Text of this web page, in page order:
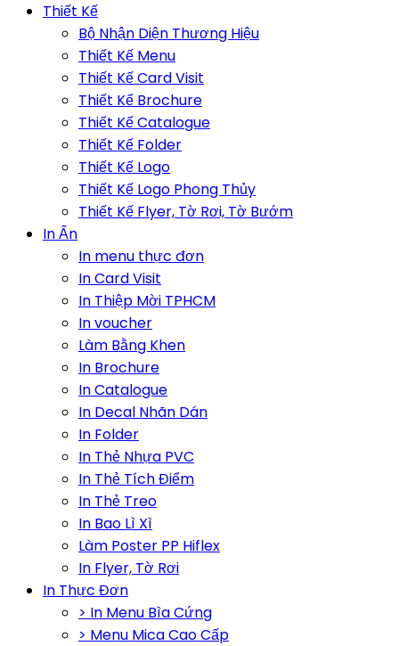
Thiết Kế
Bộ Nhận Diện Thương Hiệu
Thiết Kế Menu
Thiết Kế Card Visit
Thiết Kế Brochure
Thiết Kế Catalogue
Thiết Kế Folder
Thiết Kế Logo
Thiết Kế Logo Phong Thủy
Thiết Kế Flyer, Tờ Rơi, Tờ Bướm
In Ấn
In menu thực đơn
In Card Visit
In Thiệp Mời TPHCM
In voucher
Làm Bằng Khen
In Brochure
In Catalogue
In Decal Nhãn Dán
In Folder
In Thẻ Nhựa PVC
In Thẻ Tích Điểm
In Thẻ Treo
In Bao Lì Xì
Làm Poster PP Hiflex
In Flyer, Tờ Rơi
In Thực Đơn
> In Menu Bìa Cứng
> Menu Mica Cao Cấp